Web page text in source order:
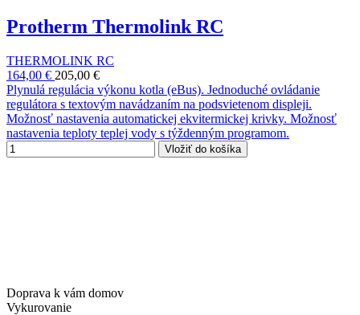
Protherm Thermolink RC
THERMOLINK RC
164,00 € 205,00 €
Plynulá regulácia výkonu kotla (eBus). Jednoduché ovládanie
regulátora s textovým navádzaním na podsvietenom displeji.
Možnosť nastavenia automatickej ekvitermickej krivky. Možnosť
nastavenia teploty teplej vody s týždenným programom.
Vložiť do košíka
Doprava k vám domov
Vykurovanie